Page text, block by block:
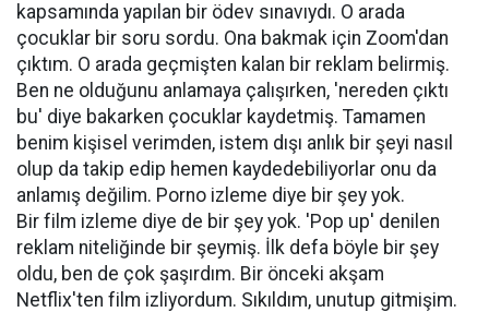
kapsamında yapılan bir ödev sınavıydı. O arada
çocuklar bir soru sordu. Ona bakmak için Zoom'dan
çıktım. O arada geçmişten kalan bir reklam belirmiş.
Ben ne olduğunu anlamaya çalışırken, 'nereden çıktı
bu' diye bakarken çocuklar kaydetmiş. Tamamen
benim kişisel verimden, istem dışı anlık bir şeyi nasıl
olup da takip edip hemen kaydedebiliyorlar onu da
anlamış değilim. Porno izleme diye bir şey yok.
Bir film izleme diye de bir şey yok. 'Pop up' denilen
reklam niteliğinde bir şeymiş. İlk defa böyle bir şey
oldu, ben de çok şaşırdım. Bir önceki akşam
Netflix'ten film izliyordum. Sıkıldım, unutup gitmişim.